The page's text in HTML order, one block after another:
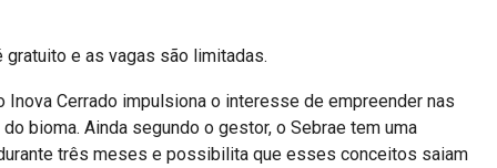
gratuito e as vagas são limitadas.
Cerrado impulsiona o interesse de empreender nas
bioma. Ainda segundo o gestor, o Sebrae tem uma
três meses e possibilita que esses conceitos saiam